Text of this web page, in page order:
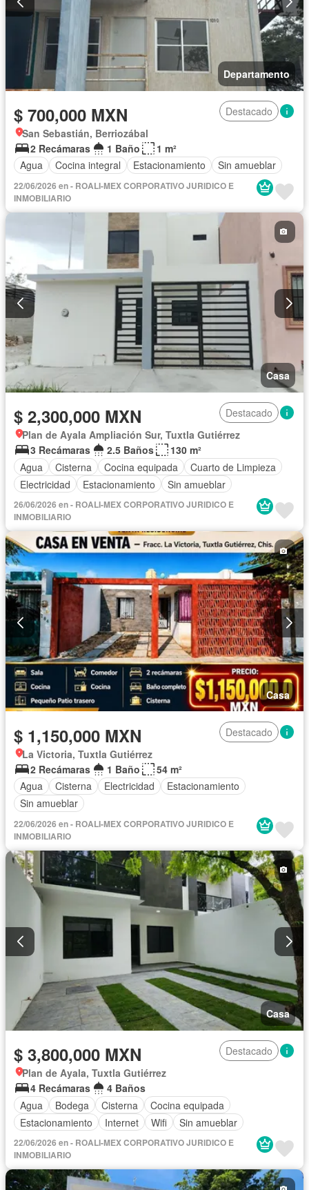
Departamento
$ 700,000 MXN
Destacado
San Sebastián, Berriozábal
2 Recámaras
1 Baño
1 m²
Agua
Cocina integral Estacionamiento Sin amueblar
22/06/2026 en - ROALI-MEX CORPORATIVO JURIDICO E
INMOBILIARIO
Casa
$ 2,300,000 MXN
Destacado
Plan de Ayala Ampliación Sur, Tuxtla Gutiérrez
3 Recámaras
2.5 Baños
130 m²
Agua
Cisterna Cocina equipada
Cuarto de Limpieza
Electricidad
Estacionamiento Sin amueblar
26/06/2026 en - ROALI-MEX CORPORATIVO JURIDICO E
INMOBILIARIO
Casa
$ 1,150,000 MXN
Destacado
La Victoria, Tuxtla Gutiérrez
2 Recámaras
1 Baño
54 m²
Agua
Cisterna Electricidad
Estacionamiento
Sin amueblar
22/06/2026 en - ROALI-MEX CORPORATIVO JURIDICO E
INMOBILIARIO
Casa
$ 3,800,000 MXN
Destacado
Plan de Ayala, Tuxtla Gutiérrez
4 Recámaras
4 Baños
Agua
Bodega Cisterna
Cocina equipada
Estacionamiento
Internet Wifi Sin amueblar
22/06/2026 en - ROALI-MEX CORPORATIVO JURIDICO E
INMOBILIARIO